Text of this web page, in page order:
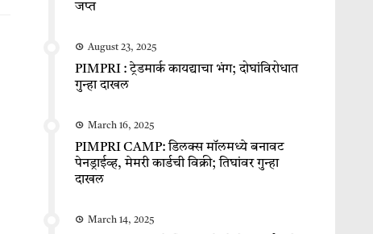
जप्त
August 23, 2025
PIMPRI : ट्रेडमार्क कायद्याचा भंग; दोघांविरोधात
गुन्हा दाखल
March 16, 2025
PIMPRI CAMP: डिलक्स मॉलमध्ये बनावट
पेनड्राईव्ह, मेमरी कार्डची विक्री; तिघांवर गुन्हा
दाखल
March 14, 2025